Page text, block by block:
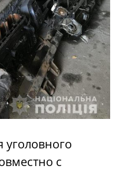
уголовного
с